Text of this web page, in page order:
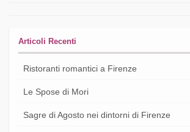
Articoli Recenti
Ristoranti romantici a Firenze
Le Spose di Mori
Sagre di Agosto nei dintorni di Firenze